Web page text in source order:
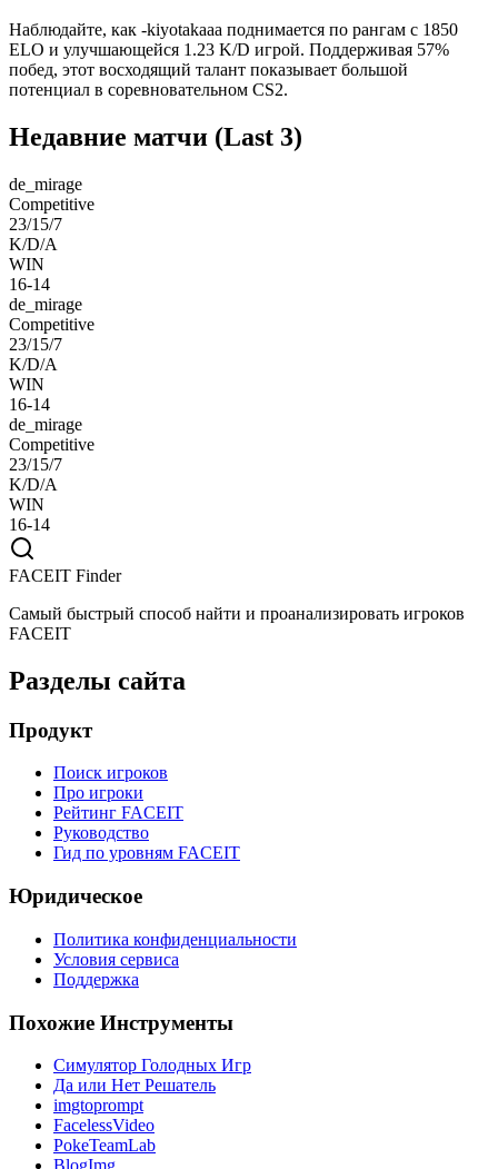
Наблюдайте, как -kiyotakaaa поднимается по рангам с 1850
ELO и улучшающейся 1.23 K/D игрой. Поддерживая 57%
побед, этот восходящий талант показывает большой
потенциал в соревновательном CS2.
Недавние матчи (Last 3)
de_mirage
Competitive
23/15/7
K/D/A
WIN
16-14
de_mirage
Competitive
23/15/7
K/D/A
WIN
16-14
de_mirage
Competitive
23/15/7
K/D/A
WIN
16-14
FACEIT Finder
Самый быстрый способ найти и проанализировать игроков
FACEIT
Разделы сайта
Продукт
Поиск игроков
Про игроки
Рейтинг FACEIT
Руководство
Гид по уровням FACEIT
Юридическое
Политика конфиденциальности
Условия сервиса
Поддержка
Похожие Инструменты
Симулятор Голодных Игр
Да или Нет Решатель
imgtoprompt
FacelessVideo
PokeTeamLab